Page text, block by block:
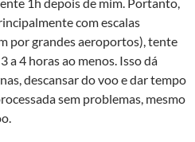
com escalas
por grandes aeroportos), tente
a 4 horas ao menos. Isso dá
descansar do voo e dar tempo
sem problemas, mesmo